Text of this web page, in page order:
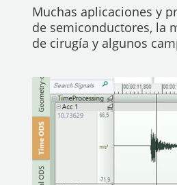
Muchas aplicaciones y
de semiconductores, la
de cirugía y algunos